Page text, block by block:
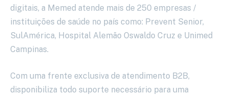
digitais, a Memed atende mais de 250 empresas /
instituições de saúde no país como: Prevent Senior,
SulAmérica, Hospital Alemão Oswaldo Cruz e Unimed
Campinas.
Com uma frente exclusiva de atendimento B2B,
disponibiliza todo suporte necessário para uma